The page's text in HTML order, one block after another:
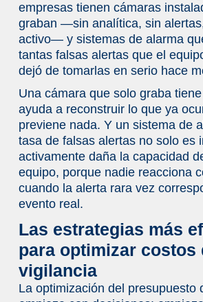
empresas tienen cámaras
graban —sin analítica, sin
activo— y sistemas de alarma
tantas falsas alertas que el
dejó de tomarlas en serio hace
Una cámara que solo graba
ayuda a reconstruir lo que ya
previene nada. Y un sistema de
tasa de falsas alertas no solo es
activamente daña la capacidad
equipo, porque nadie reacciona
cuando la alerta rara vez
evento real.
Las estrategias más
para optimizar costos
vigilancia
La optimización del presupuesto